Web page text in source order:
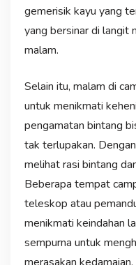
gemerisik kayu yang
yang bersinar di langit
malam.
Selain itu, malam di
untuk menikmati
pengamatan bintang
tak terlupakan.
melihat rasi bintang
Beberapa tempat
teleskop atau
menikmati keindahan
sempurna untuk